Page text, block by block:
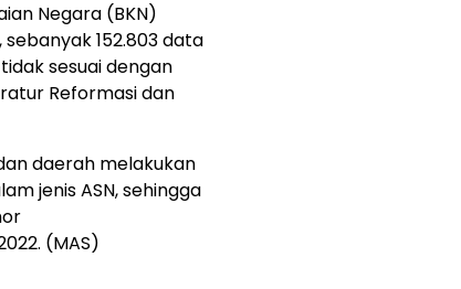
Negara (BKN)
152.803 data
sesuai dengan
Reformasi dan
daerah melakukan
jenis ASN, sehingga
(MAS)